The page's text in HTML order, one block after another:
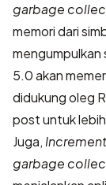
garbage
memori dari
mengumpulkan
5.0 akan
didukung oleg
postuntuk
Juga,
garbage